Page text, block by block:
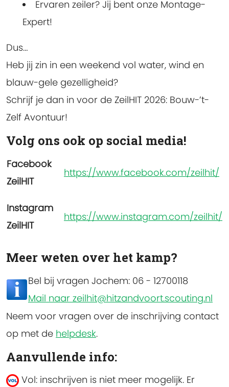
Ervaren zeiler? Jij bent onze Montage-
Expert!
Dus…
Heb jij zin in een weekend vol water, wind en
blauw-gele gezelligheid?
Schrijf je dan in voor de ZeilHIT 2026: Bouw-’t-
Zelf Avontuur!
Volg ons ook op social media!
Facebook
ZeilHIT
https://www.facebook.com/zeilhit/
Instagram
ZeilHIT
https://www.instagram.com/zeilhit/
Meer weten over het kamp?
Bel bij vragen Jochem: 06 - 12700118
Mail naar zeilhit@hitzandvoort.scouting.nl
Neem voor vragen over de inschrijving contact
op met de helpdesk.
Aanvullende info:
Vol: inschrijven is niet meer mogelijk. Er